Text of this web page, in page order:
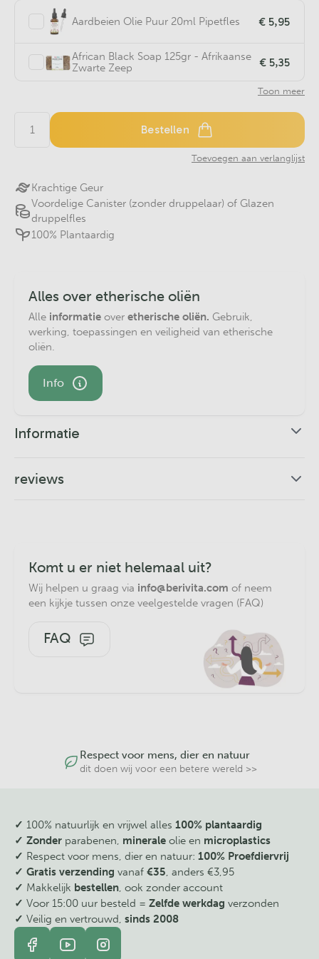
Aardbeien Olie Puur 20ml Pipetfles € 5,95
African Black Soap 125gr - Afrikaanse
Zwarte Zeep
€ 5,35
Toon meer
Bestellen
Toevoegen aan verlanglijst
Krachtige Geur
Voordelige Canister (zonder druppelaar) of Glazen
druppelfles
100% Plantaardig
Komt u er niet helemaal uit?
Wij helpen u graag via info@berivita.com of neem
een kijkje tussen onze veelgestelde vragen (FAQ)
FAQ
Alles over etherische oliën
Alle informatie over etherische oliën. Gebruik,
werking, toepassingen en veiligheid van etherische
oliën.
Info
Informatie
Nootmuskaat Olie 50ml
In stevige aluminium canister of bruinglazen fles
Wat is Nootmuskaatolie
is het zaad van de muskaatboom, Myristica
, die met name groeit in tropische, regenachtige
gebieden. De muskaatboom komt van oorsprong voor op
het poeder of schaafsel wordt veel gebruikt in de keuken en
levensmiddelen industrie. De naam Nootmuskaat komt van
stemming.
Verdamping
Aromabrander: 5-6 druppels etherische olie in
een waterbakje boven een waxinelichtje. Zorg altijd voor
voldoende water in het bakje.
Aroma Diffuser
: Naar eigen wens enkele druppels
reviews
Respect voor mens, dier en natuur
dit doen wij voor een betere wereld >>
✓ 100% natuurlijk en vrijwel alles 100% plantaardig
✓ Zonder parabenen, minerale olie en microplastics
✓ Respect voor mens, dier en natuur: 100% Proefdiervrij
✓ Gratis verzending vanaf €35, anders €3,95
✓ Makkelijk bestellen, ook zonder account
✓ Voor 15:00 uur besteld = Zelfde werkdag verzonden
✓ Veilig en vertrouwd, sinds 2008